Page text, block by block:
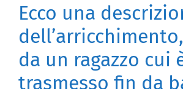
Ecco una
da un ragazzo cui
trasmesso fin da